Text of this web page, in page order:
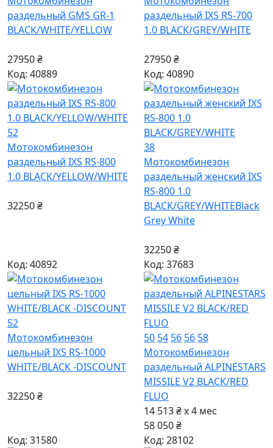
раздельный GMS GR-1
BLACK/WHITE/YELLOW
27950 ₴
раздельный IXS RS-700
1.0 BLACK/GREY/WHITE
27950 ₴
Код: 40889
52
Мотокомбинезон
раздельный IXS RS-800
1.0 BLACK/YELLOW/WHITE
32250 ₴
Код: 40890
38
Мотокомбинезон
раздельный женский IXS
RS-800 1.0
BLACK/GREY/WHITEBlack
Grey White
32250 ₴
Код: 40892
52
Мотокомбинезон
цельный IXS RS-1000
WHITE/BLACK -DISCOUNT
32250 ₴
Код: 37683
50 54 56 56 58
Мотокомбинезон
раздельный ALPINESTARS
MISSILE V2 BLACK/RED
FLUO
14 513 ₴ x 4 мес
58 050 ₴
Код: 31580
Код: 28102